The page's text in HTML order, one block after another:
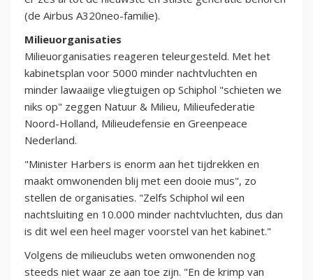
(de Airbus A320neo-familie).
Milieuorganisaties
Milieuorganisaties reageren teleurgesteld. Met het
kabinetsplan voor 5000 minder nachtvluchten en
minder lawaaiige vliegtuigen op Schiphol "schieten we
niks op" zeggen Natuur & Milieu, Milieufederatie
Noord-Holland, Milieudefensie en Greenpeace
Nederland.
"Minister Harbers is enorm aan het tijdrekken en
maakt omwonenden blij met een dooie mus", zo
stellen de organisaties. "Zelfs Schiphol wil een
nachtsluiting en 10.000 minder nachtvluchten, dus dan
is dit wel een heel mager voorstel van het kabinet."
Volgens de milieuclubs weten omwonenden nog
steeds niet waar ze aan toe zijn. "En de krimp van